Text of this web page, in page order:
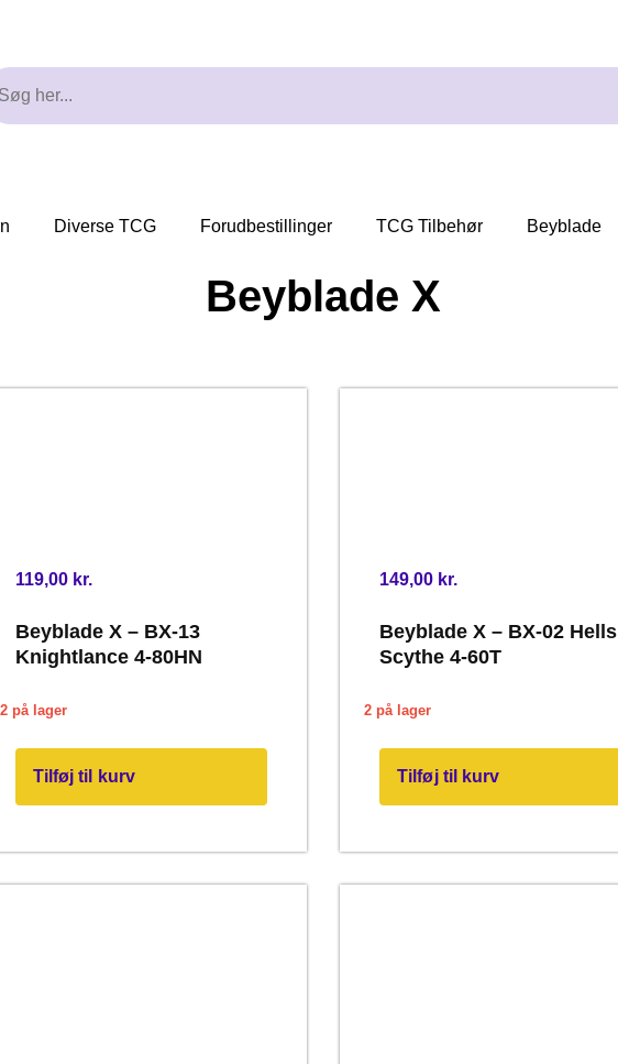
Diverse TCG Forudbestillinger TCG Tilbehør Beyblade
Beyblade X
119,00 kr.
Beyblade X – BX-13
Knightlance 4-80HN
2 på lager
Tilføj til kurv
149,00 kr.
Beyblade X – BX-02 Hells
Scythe 4-60T
2 på lager
Tilføj til kurv